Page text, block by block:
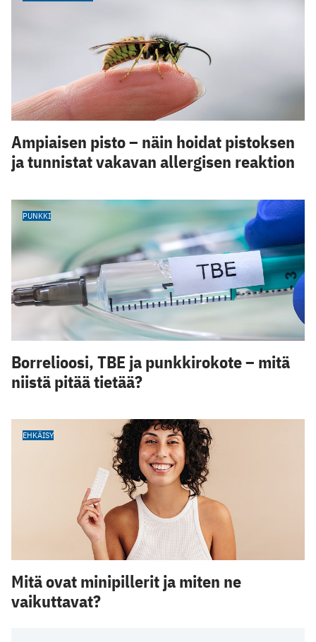
Ampiaisen pisto – näin hoidat pistoksen
ja tunnistat vakavan allergisen reaktion
PUNKKI
Borrelioosi, TBE ja punkkirokote – mitä
niistä pitää tietää?
EHKÄISY
Mitä ovat minipillerit ja miten ne
vaikuttavat?